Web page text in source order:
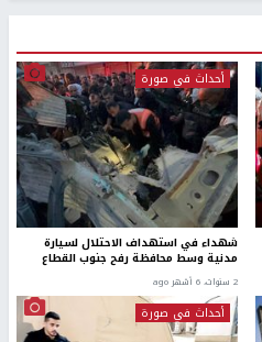
أحداث في صورة
شهداء في استهداف الاحتلال لسيارة
مدنية وسط محافظة رفح جنوب القطاع
2 سنوات، 6 أشهر ago
أحداث في صورة